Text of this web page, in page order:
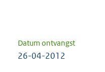
Datum ontvangst
26-04-2012